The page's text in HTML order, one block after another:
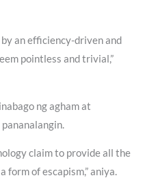
an efficiency-driven and
pointless and trivial,”
ng agham at
claim to provide all the
form of escapism,” aniya.